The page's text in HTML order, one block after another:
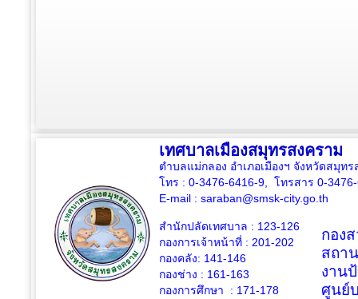
เทศบาลเมืองสมุทรสงคราม
ตำบลแม่กลอง อำเภอเมืองฯ จังหวัดสมุท
โทร : 0-3476-6416-9, โทรสาร 0-
E-mail : saraban@smsk-city.go.th
สำนักปลัดเทศบาล : 123-126
กองการเจ้าหน้าที่ : 201-202
กองคลัง: 141-146
กองช่าง : 161-163
กองการศึกษา : 171-178
กอง
สถา
งาน
ศูนย์